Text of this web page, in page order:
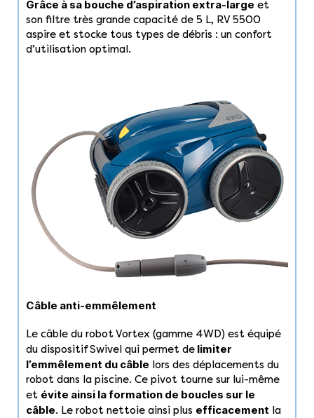
Grâce à sa bouche d’aspiration extra-large et
son filtre très grande capacité de 5 L, RV 5500
aspire et stocke tous types de débris : un confort
d’utilisation optimal.
Câble anti-emmêlement
Le câble du robot Vortex (gamme 4WD) est équipé
du dispositif Swivel qui permet de limiter
l’emmêlement du câble lors des déplacements du
robot dans la piscine. Ce pivot tourne sur lui-même
et évite ainsi la formation de boucles sur le
câble. Le robot nettoie ainsi plus efficacement la